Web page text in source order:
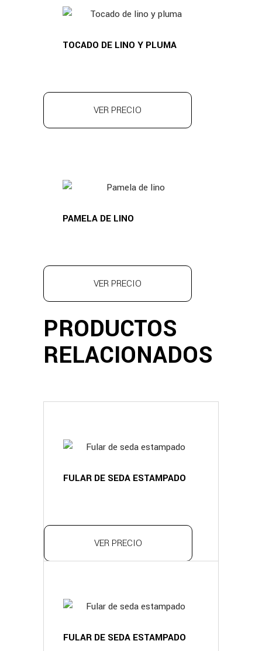
TOCADO DE LINO Y PLUMA
VER PRECIO
PAMELA DE LINO
VER PRECIO
PRODUCTOS
RELACIONADOS
FULAR DE SEDA ESTAMPADO
VER PRECIO
FULAR DE SEDA ESTAMPADO